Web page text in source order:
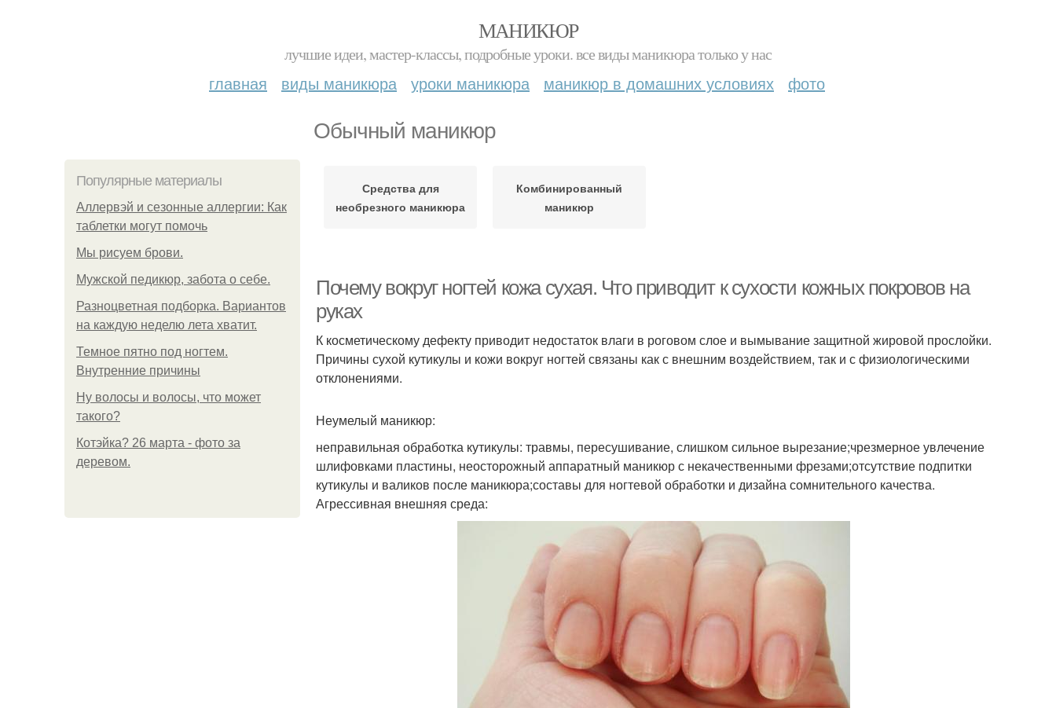
МАНИКЮР
лучшие идеи, мастер-классы, подробные уроки. все виды маникюра только у нас
главная виды маникюра уроки маникюра маникюр в домашних условиях фото
Обычный маникюр
Популярные материалы
Аллервэй и сезонные аллергии: Как
таблетки могут помочь
Мы рисуем брови.
Мужской педикюр, забота о себе.
Разноцветная подборка. Вариантов
на каждую неделю лета хватит.
Темное пятно под ногтем.
Внутренние причины
Ну волосы и волосы, что может
такого?
Котэйка? 26 марта - фото за
деревом.
Средства для
необрезного маникюра
Комбинированный
маникюр
Почему вокруг ногтей кожа сухая. Что приводит к сухости кожных покровов на
руках
К косметическому дефекту приводит недостаток влаги в роговом слое и вымывание защитной жировой прослойки.
Причины сухой кутикулы и кожи вокруг ногтей связаны как с внешним воздействием, так и с физиологическими
отклонениями.
Неумелый маникюр:
неправильная обработка кутикулы: травмы, пересушивание, слишком сильное вырезание;чрезмерное увлечение
шлифовками пластины, неосторожный аппаратный маникюр с некачественными фрезами;отсутствие подпитки
кутикулы и валиков после маникюра;составы для ногтевой обработки и дизайна сомнительного качества.
Агрессивная внешняя среда: